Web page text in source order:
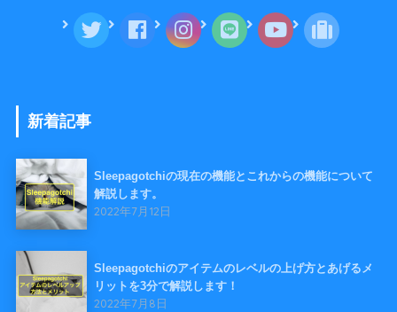
新着記事
Sleepagotchiの現在の機能とこれからの機能について
解説します。
2022年7月12日
Sleepagotchiのアイテムのレベルの上げ方とあげるメ
リットを3分で解説します！
2022年7月8日